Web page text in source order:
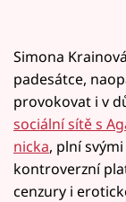
Simona
padesátce,
provokovat i v
sociální sítě s
nicka, plní
kontroverzní
cenzury i